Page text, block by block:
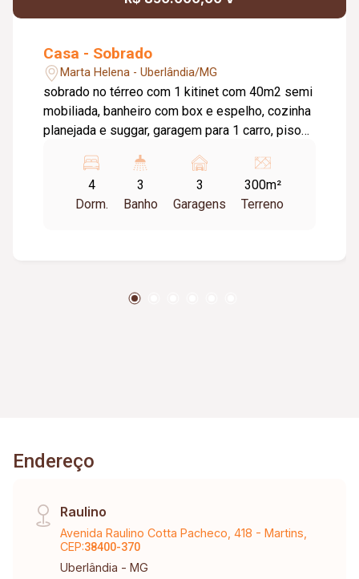
Casa - Sobrado
Marta Helena - Uberlândia/MG
sobrado no térreo com 1 kitinet com 40m2 semi
mobiliada, banheiro com box e espelho, cozinha
planejada e suggar, garagem para 1 carro, piso
cozinha planejada, banheiros com box e
espelho, 3 quartos sendo 1 suíte, garagem para
2 carros
4
Dorm.
3
Banho
3
Garagens
300m²
Terreno
Endereço
Raulino
Avenida Raulino Cotta Pacheco, 418 - Martins,
CEP:38400-370
Uberlândia - MG